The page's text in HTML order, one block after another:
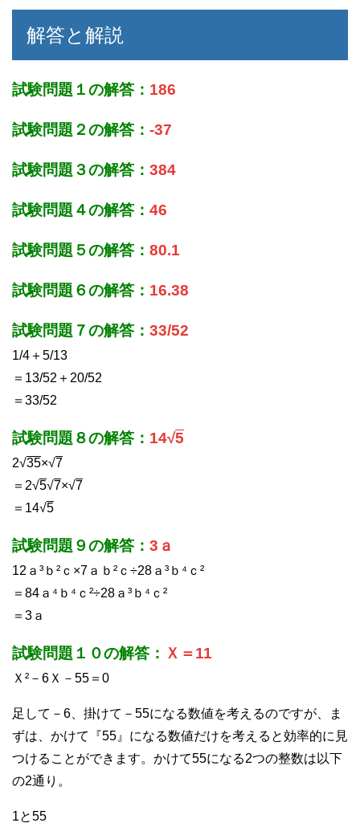
解答と解説
試験問題１の解答： 186
試験問題２の解答： -37
試験問題３の解答： 384
試験問題４の解答： 46
試験問題５の解答： 80.1
試験問題６の解答： 16.38
試験問題７の解答： 33/52
1/4＋5/13
＝13/52＋20/52
＝33/52
試験問題８の解答： 14√5
2√35×√7
＝2√5√7×√7
＝14√5
試験問題９の解答： 3ａ
12ａ³ｂ²ｃ×7ａｂ²ｃ÷28ａ³ｂ⁴ｃ²
＝84ａ⁴ｂ⁴ｃ²÷28ａ³ｂ⁴ｃ²
＝3ａ
試験問題１０の解答： Ｘ＝11
Ｘ²－6Ｘ－55＝0
足して－6、掛けて－55になる数値を考えるのですが、ま
ずは、かけて『55』になる数値だけを考えると効率的に見
つけることができます。かけて55になる2つの整数は以下
の2通り。
1と55